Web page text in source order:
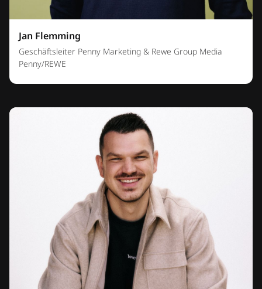
Jan Flemming
Geschäftsleiter Penny Marketing & Rewe Group Media
Penny/REWE